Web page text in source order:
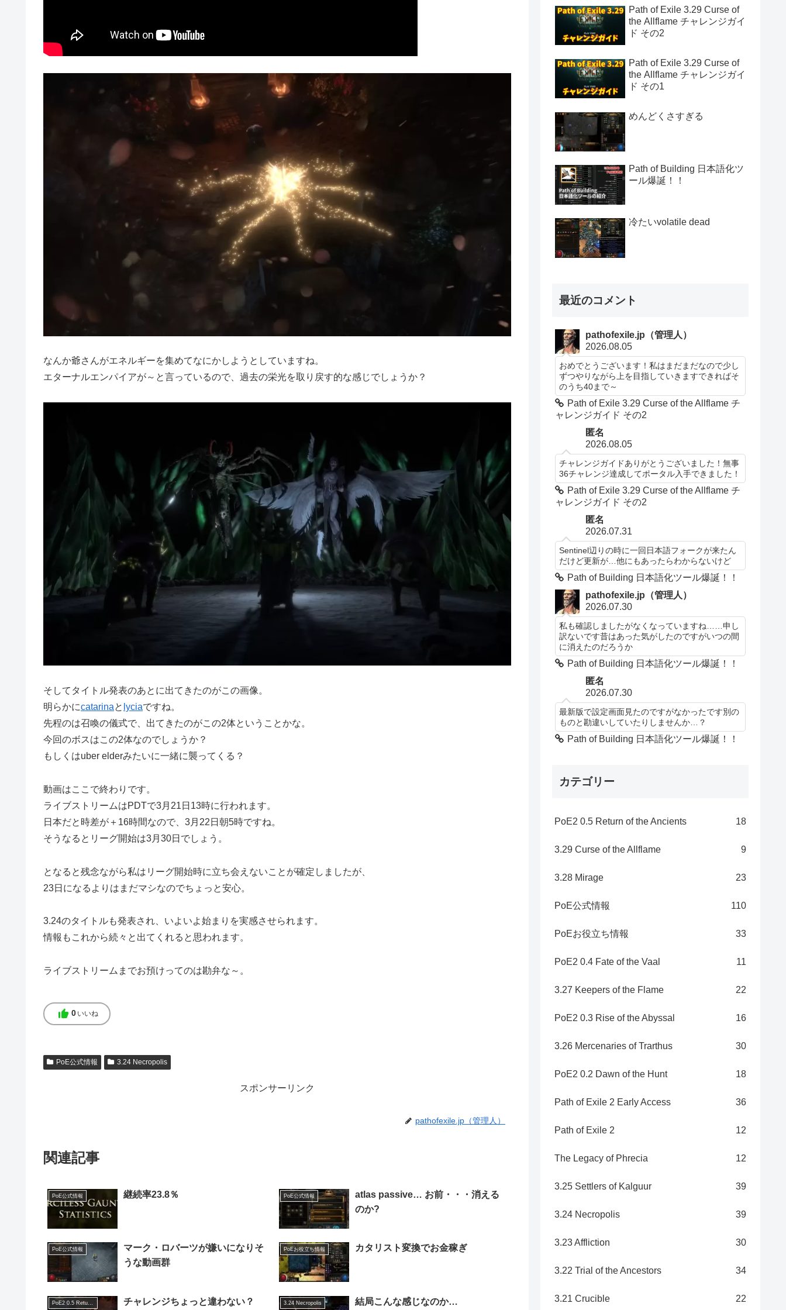
なんか爺さんがエネルギーを集めてなにかしようとしていますね。
エターナルエンパイアが～と言っているので、過去の栄光を取り戻す的な感じでしょうか？
そしてタイトル発表のあとに出てきたのがこの画像。
明らかにcatarinaと lyciaですね。
先程のは召喚の儀式で、出てきたのがこの2体ということかな。
今回のボスはこの2体なのでしょうか？
もしくはuber elderみたいに一緒に襲ってくる？
動画はここで終わりです。
ライブストリームはPDTで3月21日13時に行われます。
日本だと時差が＋16時間なので、3月22日朝5時ですね。
そうなるとリーグ開始は3月30日でしょう。
となると残念ながら私はリーグ開始時に立ち会えないことが確定しましたが、
23日になるよりはまだマシなのでちょっと安心。
3.24のタイトルも発表され、いよいよ始まりを実感させられます。
情報もこれから続々と出てくれると思われます。
ライブストリームまでお預けってのは勘弁な～。
thumb_up 0 いいね
PoE公式情報 3.24 Necropolis
スポンサーリンク
pathofexile.jp（管理人）
関連記事
PoE公式情報 継続率23.8％ PoE公式情報
atlas passive… お前・・・消える
のか?
PoE公式情報
マーク・ロバーツが嫌いになりそ
うな動画群
PoEお役立ち情報 カタリスト変換でお金稼ぎ
チャレンジちょっと違わない？ 3.24 Necropolis 結局こんな感じなのか…
Path of Exile 3.29 Curse of
the Allflame チャレンジガイ
ド その2
Path of Exile 3.29 Curse of
the Allflame チャレンジガイ
ド その1
めんどくさすぎる
Path of Building 日本語化ツ
ール爆誕！！
冷たいvolatile dead
最近のコメント
pathofexile.jp（管理人）
2026.08.05
おめでとうございます！私はまだまだなので少し
ずつやりながら上を目指していきますできればそ
のうち40まで～
Path of Exile 3.29 Curse of the Allflame チ
ャレンジガイド その2
匿名
2026.08.05
チャレンジガイドありがとうございました！無事
36チャレンジ達成してポータル入手できました！
Path of Exile 3.29 Curse of the Allflame チ
ャレンジガイド その2
匿名
2026.07.31
Sentinel辺りの時に一回日本語フォークが来たん
だけど更新が…他にもあったらわからないけど
Path of Building 日本語化ツール爆誕！！
pathofexile.jp（管理人）
2026.07.30
私も確認しましたがなくなっていますね……申し
訳ないです昔はあった気がしたのですがいつの間
に消えたのだろうか
Path of Building 日本語化ツール爆誕！！
匿名
2026.07.30
最新版で設定画面見たのですがなかったです別の
ものと勘違いしていたりしませんか…？
Path of Building 日本語化ツール爆誕！！
カテゴリー
PoE2 0.5 Return of the Ancients 18
3.29 Curse of the Allflame 9
3.28 Mirage 23
PoE公式情報 110
PoEお役立ち情報 33
PoE2 0.4 Fate of the Vaal 11
3.27 Keepers of the Flame 22
PoE2 0.3 Rise of the Abyssal 16
3.26 Mercenaries of Trarthus 30
PoE2 0.2 Dawn of the Hunt 18
Path of Exile 2 Early Access 36
Path of Exile 2 12
The Legacy of Phrecia 12
3.25 Settlers of Kalguur 39
3.24 Necropolis 39
3.23 Affliction 30
3.22 Trial of the Ancestors 34
3.21 Crucible 22